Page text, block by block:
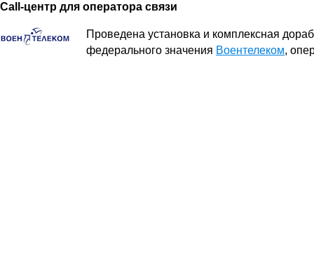
Call-центр для оператора связи
Проведена установка и комплексная
федерального значения Воентелеком,